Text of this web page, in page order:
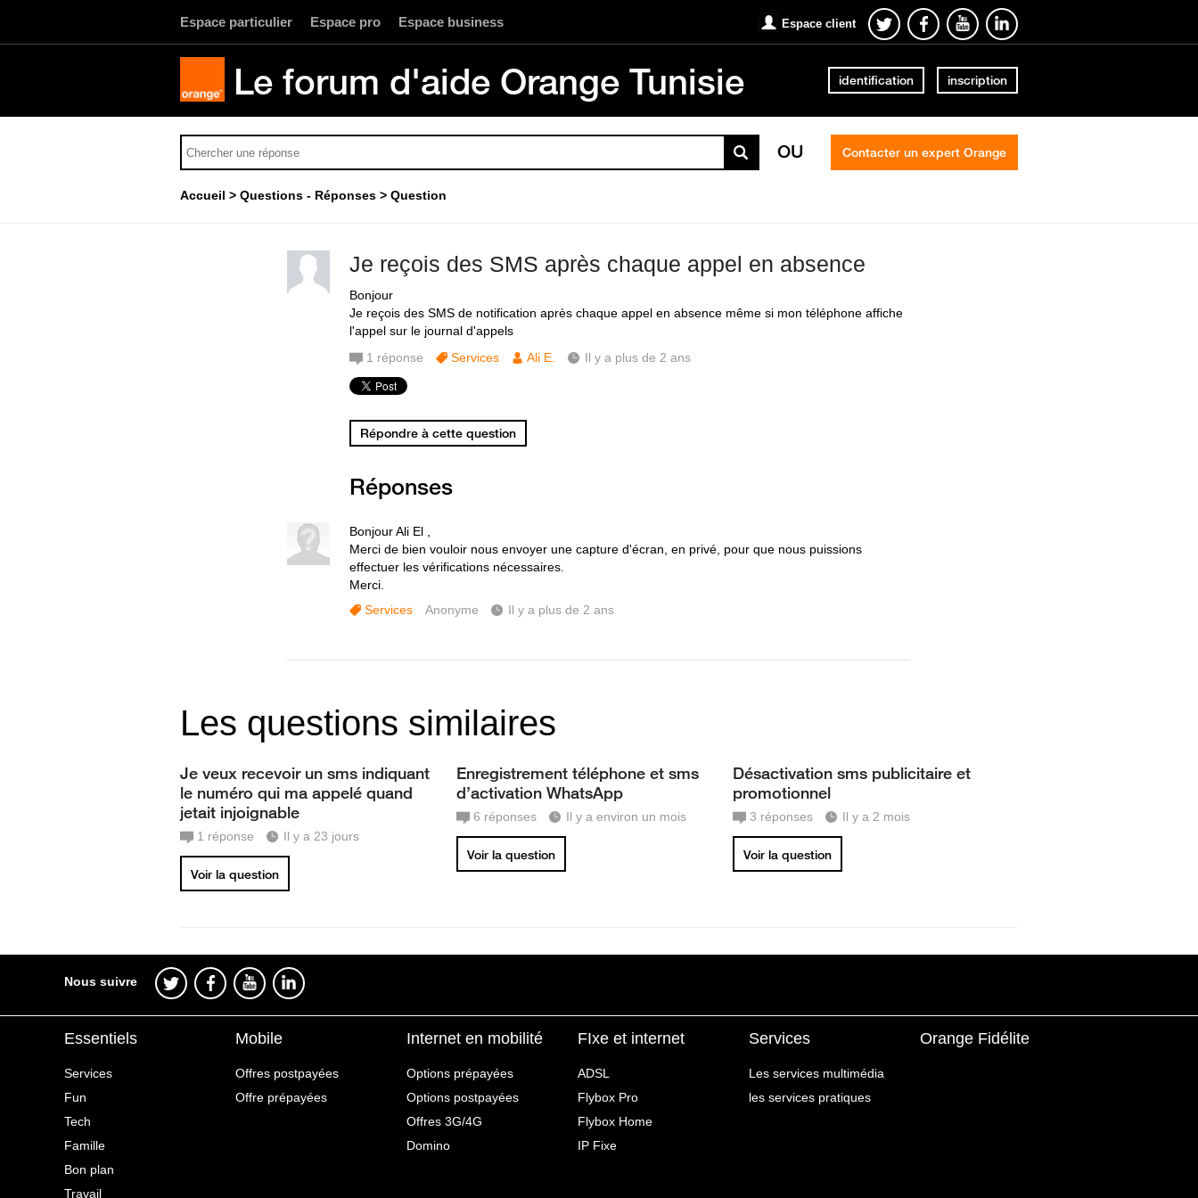
Espace particulier Espace pro Espace business Espace client
Le forum d'aide Orange Tunisie identification inscription
OU Contacter un expert Orange
Accueil Questions - Réponses Question
Je reçois des SMS après chaque appel en absence
Bonjour
Je reçois des SMS de notification après chaque appel en absence même si mon téléphone affiche
l'appel sur le journal d'appels
1 réponse Services Ali E. Il y a plus de 2 ans
Répondre à cette question
Réponses
Bonjour Ali El ,
Merci de bien vouloir nous envoyer une capture d'écran, en privé, pour que nous puissions
effectuer les vérifications nécessaires.
Merci.
Services
Anonyme Il y a plus de 2 ans
Les questions similaires
Je veux recevoir un sms indiquant
le numéro qui ma appelé quand
jetait injoignable
1 réponse Il y a 23 jours
Voir la question
Enregistrement téléphone et sms
d’activation WhatsApp
6 réponses Il y a environ un mois
Voir la question
Désactivation sms publicitaire et
promotionnel
3 réponses Il y a 2 mois
Voir la question
Nous suivre
Essentiels
Services
Fun
Tech
Famille
Bon plan
Travail
Mobile
Offres postpayées
Offre prépayées
Internet en mobilité
Options prépayées
Options postpayées
Offres 3G/4G
Domino
FIxe et internet
ADSL
Flybox Pro
Flybox Home
IP Fixe
Services
Les services multimédia
les services pratiques
Orange Fidélite